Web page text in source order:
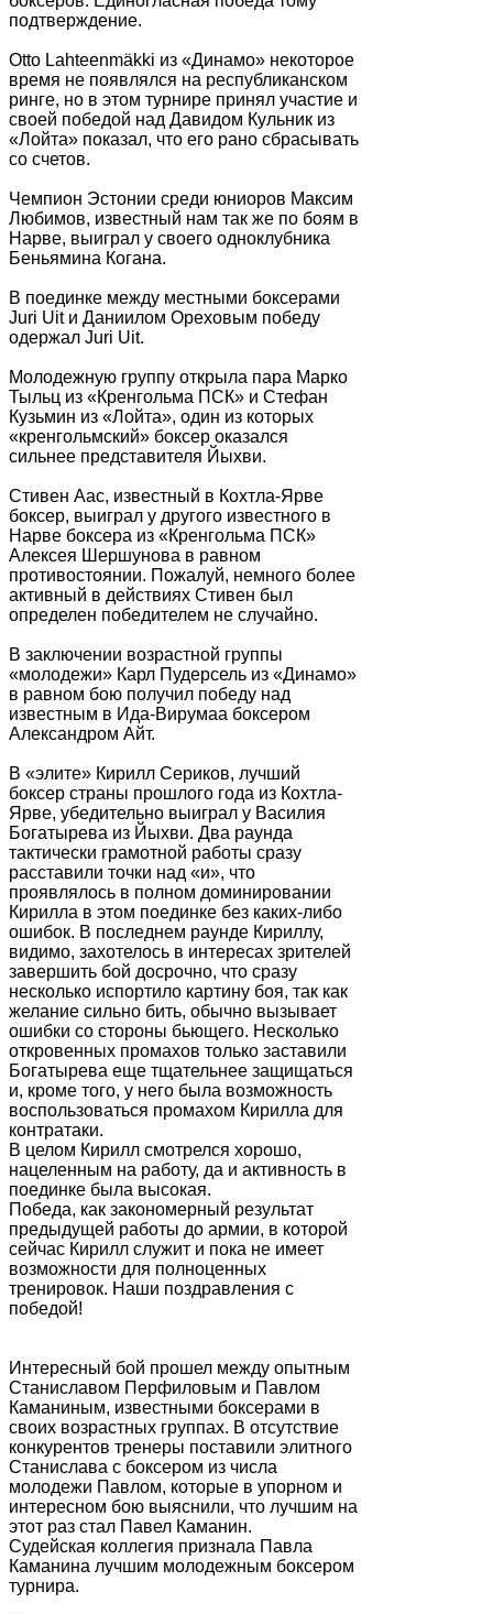
подтверждение.
Otto Lahteenmäkki из «Динамо» некоторое
время не появлялся на республиканском
ринге, но в этом турнире принял участие и
своей победой над Давидом Кульник из
«Лойта» показал, что его рано сбрасывать
со счетов.
Чемпион Эстонии среди юниоров Максим
Любимов, известный нам так же по боям в
Нарве, выиграл у своего одноклубника
Беньямина Когана.
В поединке между местными боксерами
Juri Uit и Даниилом Ореховым победу
одержал Juri Uit.
Молодежную группу открыла пара Марко
Тыльц из «Кренгольма ПСК» и Стефан
Кузьмин из «Лойта», один из которых
«кренгольмский» боксер оказался
сильнее представителя Йыхви.
Стивен Аас, известный в Кохтла-Ярве
боксер, выиграл у другого известного в
Нарве боксера из «Кренгольма ПСК»
Алексея Шершунова в равном
противостоянии. Пожалуй, немного более
активный в действиях Стивен был
определен победителем не случайно.
В заключении возрастной группы
«молодежи» Карл Пудерсель из «Динамо»
в равном бою получил победу над
известным в Ида-Вирумаа боксером
Александром Айт.
В «элите» Кирилл Сериков, лучший
боксер страны прошлого года из Кохтла-
Ярве, убедительно выиграл у Василия
Богатырева из Йыхви. Два раунда
тактически грамотной работы сразу
расставили точки над «и», что
проявлялось в полном доминировании
Кирилла в этом поединке без каких-либо
ошибок. В последнем раунде Кириллу,
видимо, захотелось в интересах зрителей
завершить бой досрочно, что сразу
несколько испортило картину боя, так как
желание сильно бить, обычно вызывает
ошибки со стороны бьющего. Несколько
откровенных промахов только заставили
Богатырева еще тщательнее защищаться
и, кроме того, у него была возможность
воспользоваться промахом Кирилла для
контратаки.
В целом Кирилл смотрелся хорошо,
нацеленным на работу, да и активность в
поединке была высокая.
Победа, как закономерный результат
предыдущей работы до армии, в которой
сейчас Кирилл служит и пока не имеет
возможности для полноценных
тренировок. Наши поздравления с
победой!
Интересный бой прошел между опытным
Станиславом Перфиловым и Павлом
Каманиным, известными боксерами в
своих возрастных группах. В отсутствие
конкурентов тренеры поставили элитного
Станислава с боксером из числа
молодежи Павлом, которые в упорном и
интересном бою выяснили, что лучшим на
этот раз стал Павел Каманин.
Судейская коллегия признала Павла
Каманина лучшим молодежным боксером
турнира.